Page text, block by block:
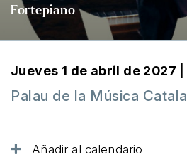
Fortepiano
Jueves 1 de abril de 2027 |
Palau de la Música
Añadir al calendario